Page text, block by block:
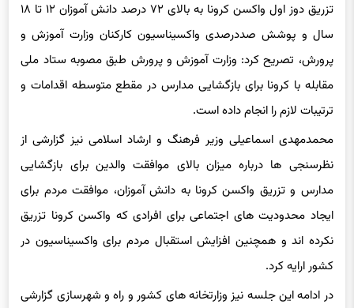
تزریق دوز اول واکسن کرونا به بالای ۷۲ درصد دانش آموزان ۱۲ تا ۱۸
سال و پوشش صددرصدی واکسیناسیون کارکنان وزارت آموزش و
پرورش، تصریح کرد: وزارت آموزش و پرورش طبق مصوبه ستاد ملی
مقابله با کرونا برای بازگشایی مدارس در مقطع متوسطه اقدامات و
ترتیبات لازم را انجام داده است.
محمدمهدی اسماعیلی وزیر فرهنگ و ارشاد اسلامی نیز گزارشی از
نظرسنجی ها درباره میزان بالای موافقت والدین برای بازگشایی
مدارس و تزریق واکسن کرونا به دانش آموزان، موافقت مردم برای
ایجاد محدودیت های اجتماعی برای افرادی که واکسن کرونا تزریق
نکرده اند و همچنین افزایش استقبال مردم برای واکسیناسیون در
کشور ارایه کرد.
در ادامه این جلسه نیز وزارتخانه های کشور و راه و شهرسازی گزارشی